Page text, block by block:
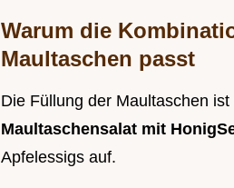
Warum die
Maultaschen passt
Die Füllung der Maultaschen
Maultaschensalat mit
Apfelessigs auf.